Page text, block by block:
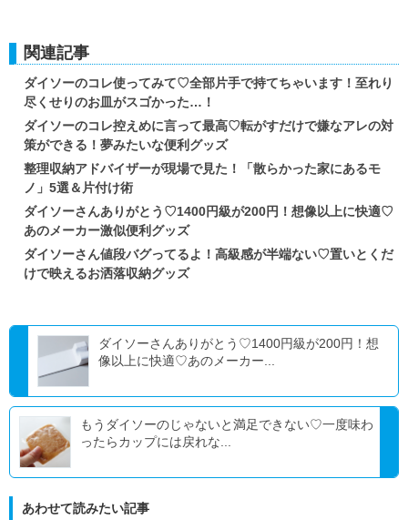
関連記事
ダイソーのコレ使ってみて♡全部片手で持てちゃいます！至れり
尽くせりのお皿がスゴかった…！
ダイソーのコレ控えめに言って最高♡転がすだけで嫌なアレの対
策ができる！夢みたいな便利グッズ
整理収納アドバイザーが現場で見た！「散らかった家にあるモ
ノ」5選＆片付け術
ダイソーさんありがとう♡1400円級が200円！想像以上に快適♡
あのメーカー激似便利グッズ
ダイソーさん値段バグってるよ！高級感が半端ない♡置いとくだ
けで映えるお洒落収納グッズ
ダイソーさんありがとう♡1400円級が200円！想
像以上に快適♡あのメーカー...
もうダイソーのじゃないと満足できない♡一度味わ
ったらカップには戻れな...
あわせて読みたい記事